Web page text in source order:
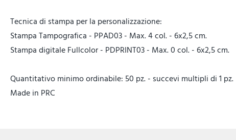
Tecnica di stampa per la personalizzazione:
Stampa Tampografica - PPAD03 - Max. 4 col. - 6x2,5 cm.
Stampa digitale Fullcolor - PDPRINT03 - Max. 0 col. - 6x2,5 cm.
Quantitativo minimo ordinabile: 50 pz. - succevi multipli di 1 pz.
Made in PRC